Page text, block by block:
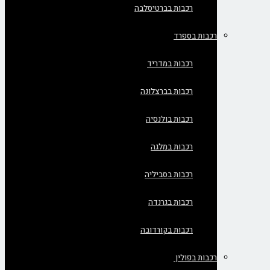
רכבות בברטיסלבה
רכבות בספרד
רכבות במדריד
רכבות בברצלונה
רכבות בולנסיה
רכבות במלגה
רכבות בסביליה
רכבות בגרנדה
רכבות בקורדובה
רכבות בפולין